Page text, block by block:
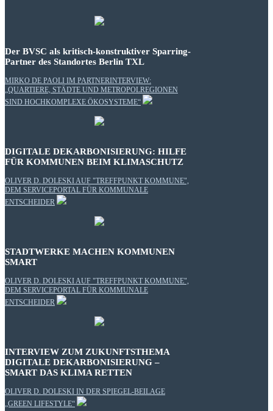
Der BVSC als kritisch-konstruktiver Sparring-
Partner des Standortes Berlin TXL
MIRKO DE PAOLI IM PARTNERINTERVIEW:
„QUARTIERE, STÄDTE UND METROPOLREGIONEN
SIND HOCHKOMPLEXE ÖKOSYSTEME“
DIGITALE DEKARBONISIERUNG: HILFE
FÜR KOMMUNEN BEIM KLIMASCHUTZ
OLIVER D. DOLESKI AUF "TREFFPUNKT KOMMUNE",
DEM SERVICEPORTAL FÜR KOMMUNALE
ENTSCHEIDER
STADTWERKE MACHEN KOMMUNEN
SMART
OLIVER D. DOLESKI AUF "TREFFPUNKT KOMMUNE",
DEM SERVICEPORTAL FÜR KOMMUNALE
ENTSCHEIDER
INTERVIEW ZUM ZUKUNFTSTHEMA
DIGITALE DEKARBONISIERUNG –
SMART DAS KLIMA RETTEN
OLIVER D. DOLESKI IN DER SPIEGEL-BEILAGE
„GREEN LIFESTYLE“